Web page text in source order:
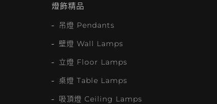
燈飾精品
吊燈 Pendants
壁燈 Wall Lamps
立燈 Floor Lamps
桌燈 Table Lamps
吸頂燈 Ceiling Lamps